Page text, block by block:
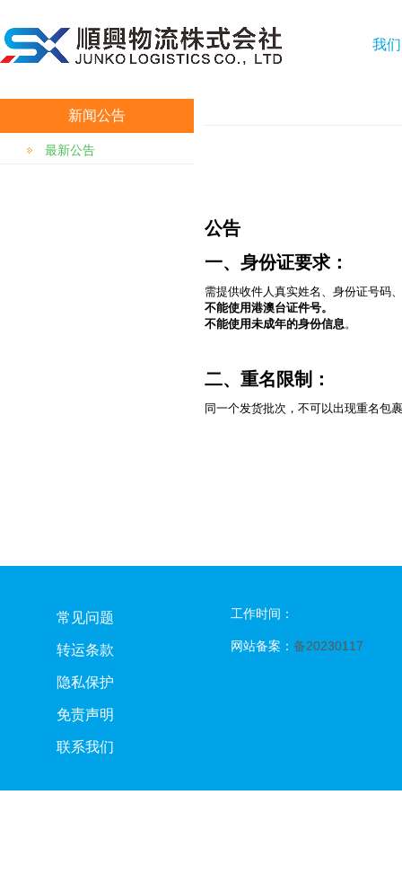
我
新闻公告
最新公告
公告
一、身份证要求：
需提供收件人真实姓名、身份证号码
不能使用港澳台证件号。
不能使用未成年的身份信息。
二、重名限制：
同一个发货批次，不可以出现重名包
常见问题
转运条款
隐私保护
免责声明
联系我们
工作时间：
网站备案： 备20230117